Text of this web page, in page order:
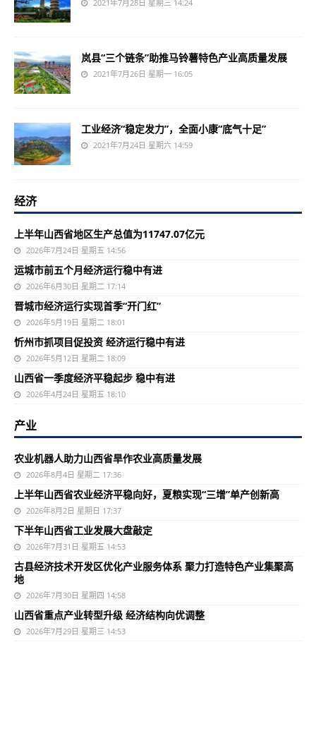
2021年7月28日 星期三 14:24
岚县“三个链条”助推马铃薯特色产业高质量发展
2021年7月26日 星期一 16:05
工业经济“稳定发力”，全面小康“底气十足”
2021年7月24日 星期六 14:59
经济
上半年山西省地区生产总值为11747.07亿元
2026年7月24日 星期五 14:56
运城市前五个月经济运行稳中有进
2026年6月30日 星期二 17:14
晋城市经济运行实现首季“开门红”
2026年5月19日 星期二 18:01
忻州市抓项目促投资 经济运行稳中有进
2026年5月12日 星期二 18:09
山西省一季度经济平稳起步 稳中有进
2026年4月24日 星期五 18:10
产业
农业机器人助力山西省旱作农业高质量发展
2026年8月4日 星期二 17:36
上半年山西省农业经济平稳向好，夏粮实现“三增”单产创新高
2026年8月2日 星期日 17:37
下半年山西省工业发展大盘敲定
2026年7月31日 星期五 14:53
古县经济技术开发区优化产业服务体系 聚力打造特色产业集聚高
地
2026年7月30日 星期四 14:58
山西省重点产业转型升级 经济结构向优调整
2026年7月29日 星期三 14:53